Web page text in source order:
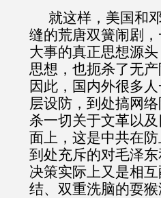
就这样，美国和
缝的荒唐双簧闹剧
大事的真正思想源
思想，也扼杀了无
因此，国内外很多
层设防，到处搞网
杀一切关于文革以
面上，这是中共在
到处充斥的对毛泽
决策实际上又是相
结、双重洗脑的耍猴